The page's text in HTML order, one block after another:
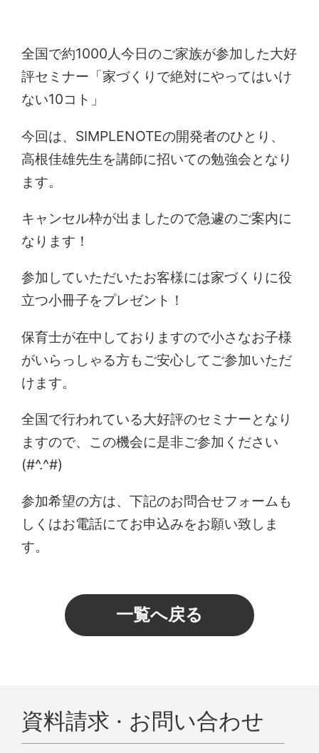
全国で約1000人今日のご家族が参加した大好
評セミナー「家づくりで絶対にやってはいけ
ない10コト」
今回は、SIMPLENOTEの開発者のひとり、
高根佳雄先生を講師に招いての勉強会となり
ます。
キャンセル枠が出ましたので急遽のご案内に
なります！
参加していただいたお客様には家づくりに役
立つ小冊子をプレゼント！
保育士が在中しておりますので小さなお子様
がいらっしゃる方もご安心してご参加いただ
けます。
全国で行われている大好評のセミナーとなり
ますので、この機会に是非ご参加ください
(#^.^#)
参加希望の方は、下記のお問合せフォームも
しくはお電話にてお申込みをお願い致しま
す。
一覧へ戻る
資料請求 · お問い合わせ